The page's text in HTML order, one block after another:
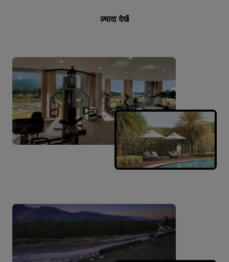
ज़्यादा देखें